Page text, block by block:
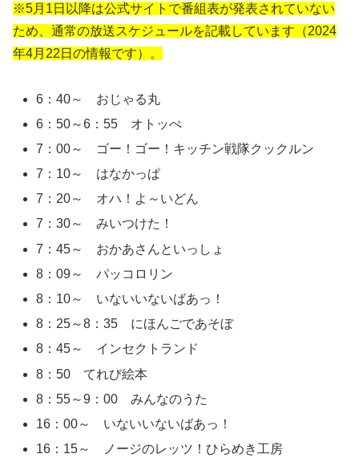
※5月1日以降は公式サイトで番組表が発表されていない
ため、通常の放送スケジュールを記載しています（2024
年4月22日の情報です）。
6：40～ おじゃる丸
6：50～6：55 オトッぺ
7：00～ ゴー！ゴー！キッチン戦隊クックルン
7：10～ はなかっぱ
7：20～ オハ！よ～いどん
7：30～ みいつけた！
7：45～ おかあさんといっしょ
8：09～ パッコロリン
8：10～ いないいないばあっ！
8：25～8：35 にほんごであそぼ
8：45～ インセクトランド
8：50 てれび絵本
8：55～9：00 みんなのうた
16：00～ いないいないばあっ！
16：15～ ノージのレッツ！ひらめき工房